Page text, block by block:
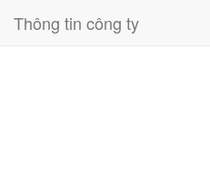
Thông tin công ty